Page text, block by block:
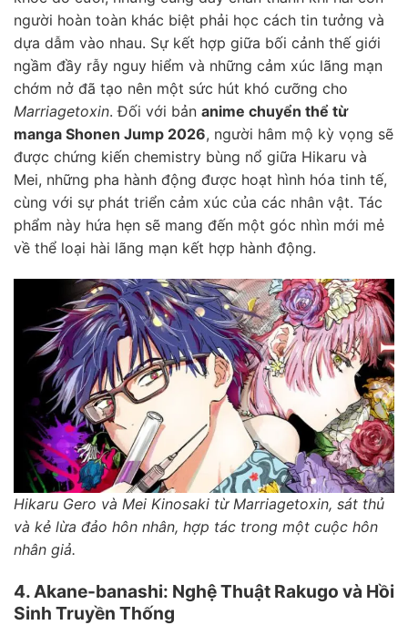
người hoàn toàn khác biệt phải học cách tin tưởng và
dựa dẫm vào nhau. Sự kết hợp giữa bối cảnh thế giới
ngầm đầy rẫy nguy hiểm và những cảm xúc lãng mạn
chớm nở đã tạo nên một sức hút khó cưỡng cho
Marriagetoxin. Đối với bản anime chuyển thể từ
manga Shonen Jump 2026, người hâm mộ kỳ vọng sẽ
được chứng kiến chemistry bùng nổ giữa Hikaru và
Mei, những pha hành động được hoạt hình hóa tinh tế,
cùng với sự phát triển cảm xúc của các nhân vật. Tác
phẩm này hứa hẹn sẽ mang đến một góc nhìn mới mẻ
về thể loại hài lãng mạn kết hợp hành động.
Hikaru Gero và Mei Kinosaki từ Marriagetoxin, sát thủ
và kẻ lừa đảo hôn nhân, hợp tác trong một cuộc hôn
nhân giả.
4. Akane-banashi: Nghệ Thuật Rakugo và Hồi
Sinh Truyền Thống